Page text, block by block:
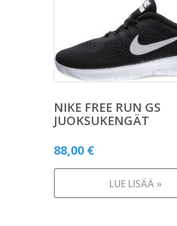
NIKE FREE RUN GS
JUOKSUKENGÄT
88,00 €
LUE LISÄÄ »